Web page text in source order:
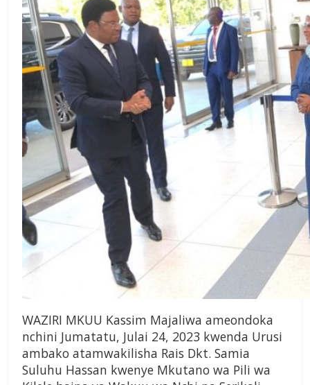
WAZIRI MKUU Kassim Majaliwa ameondoka
nchini Jumatatu, Julai 24, 2023 kwenda Urusi
ambako atamwakilisha Rais Dkt. Samia
Suluhu Hassan kwenye Mkutano wa Pili wa